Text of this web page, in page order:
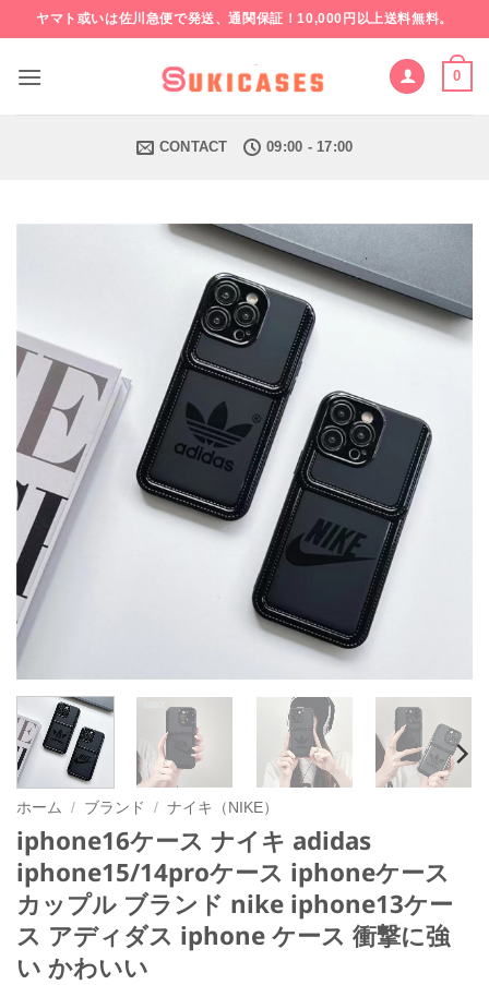
to
content
ヤマト或いは佐川急便で発送、通関保証！10,000円以上送料無料。
0
CONTACT 09:00 - 17:00
ホーム / ブランド / ナイキ（NIKE）
iphone16ケース ナイキ adidas
iphone15/14proケース iphoneケース
カップル ブランド nike iphone13ケー
ス アディダス iphone ケース 衝撃に強
い かわいい